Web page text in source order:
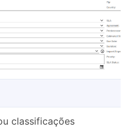
classificações